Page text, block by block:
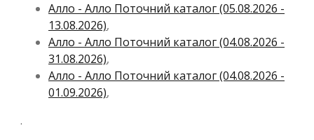
Алло - Алло Поточний каталог (05.08.2026 -
13.08.2026),
Алло - Алло Поточний каталог (04.08.2026 -
31.08.2026),
Алло - Алло Поточний каталог (04.08.2026 -
01.09.2026),
.